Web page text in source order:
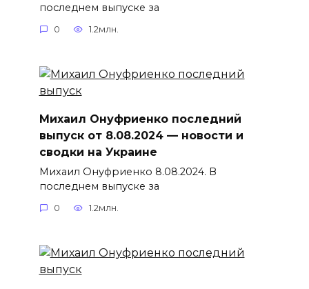
последнем выпуске за
0 1.2млн.
Михаил Онуфриенко последний
выпуск от 8.08.2024 — новости и
сводки на Украине
Михаил Онуфриенко 8.08.2024. В
последнем выпуске за
0 1.2млн.